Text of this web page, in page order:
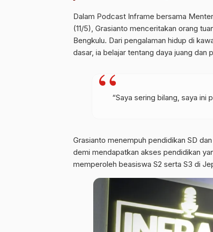
Dalam Podcast Inframe bersama
(11/5), Grasianto menceritakan orang
Bengkulu. Dari pengalaman hidup di
dasar, ia belajar tentang daya juang dan
“Saya sering bilang, saya ini
Grasianto menempuh pendidikan SD
demi mendapatkan akses pendidikan
memperoleh beasiswa S2 serta S3 di